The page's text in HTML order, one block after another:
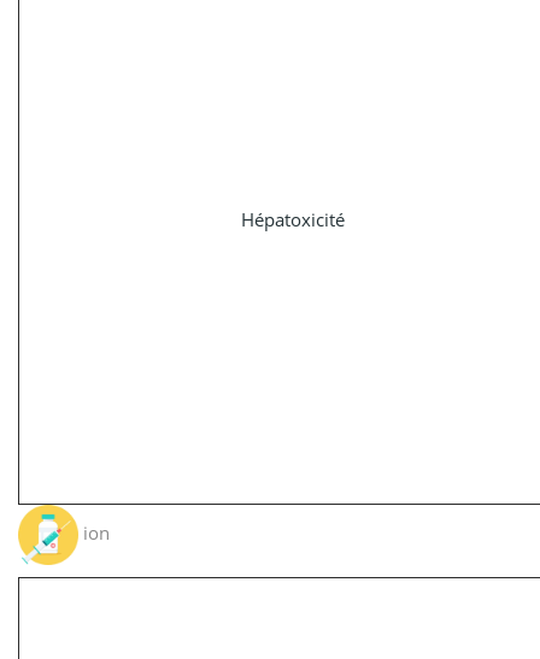
Hépatoxicité
ion